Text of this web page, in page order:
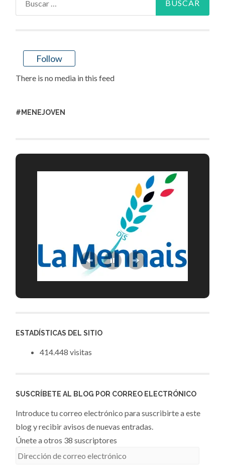
Follow
There is no media in this feed
#MENEJOVEN
ESTADÍSTICAS DEL SITIO
414.448 visitas
SUSCRÍBETE AL BLOG POR CORREO ELECTRÓNICO
Introduce tu correo electrónico para suscribirte a este
blog y recibir avisos de nuevas entradas.
Únete a otros 38 suscriptores
Dirección